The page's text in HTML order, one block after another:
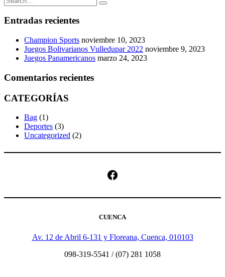
Entradas recientes
Champion Sports noviembre 10, 2023
Juegos Bolivarianos Vulledupar 2022 noviembre 9, 2023
Juegos Panamericanos marzo 24, 2023
Comentarios recientes
CATEGORÍAS
Bag (1)
Deportes (3)
Uncategorized (2)
Facebook
CUENCA
Av. 12 de Abril 6-131 y Floreana, Cuenca, 010103
098-319-5541 / (07) 281 1058